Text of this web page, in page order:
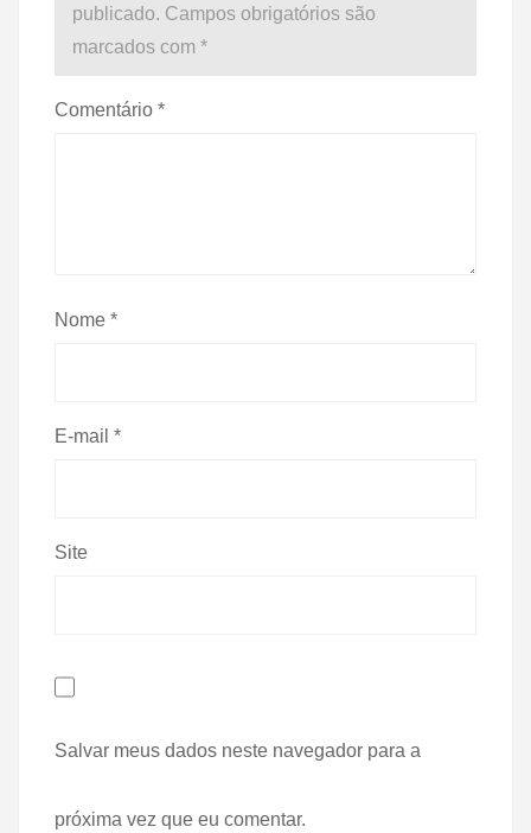
publicado. Campos obrigatórios são
marcados com *
Comentário *
Nome *
E-mail *
Site
Salvar meus dados neste navegador para a
próxima vez que eu comentar.